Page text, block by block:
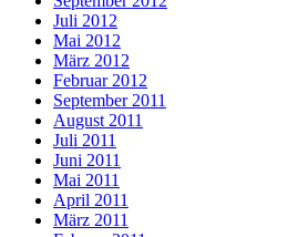
Juli 2012
Mai 2012
März 2012
Februar 2012
September 2011
August 2011
Juli 2011
Juni 2011
Mai 2011
April 2011
März 2011